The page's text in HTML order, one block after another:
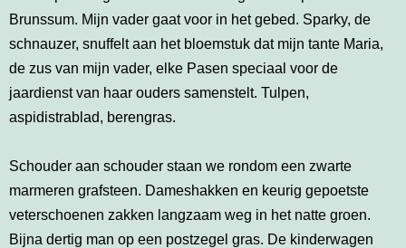
Brunssum. Mijn vader gaat voor in het gebed. Sparky, de
schnauzer, snuffelt aan het bloemstuk dat mijn tante Maria,
de zus van mijn vader, elke Pasen speciaal voor de
jaardienst van haar ouders samenstelt. Tulpen,
aspidistrablad, berengras.
Schouder aan schouder staan we rondom een zwarte
marmeren grafsteen. Dameshakken en keurig gepoetste
veterschoenen zakken langzaam weg in het natte groen.
Bijna dertig man op een postzegel gras. De kinderwagen